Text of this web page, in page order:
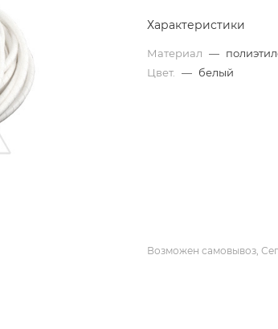
Характеристики
Материал —
Цвет.
— белый
Возможен самовывоз,